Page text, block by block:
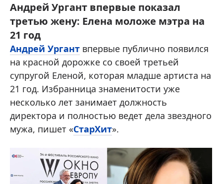
Андрей Ургант впервые показал
третью жену: Елена моложе мэтра на
21 год
Андрей Ургант впервые публично появился
на красной дорожке со своей третьей
супругой Еленой, которая младше артиста на
21 год. Избранница знаменитости уже
несколько лет занимает должность
директора и полностью ведет дела звездного
мужа, пишет «СтарХит».